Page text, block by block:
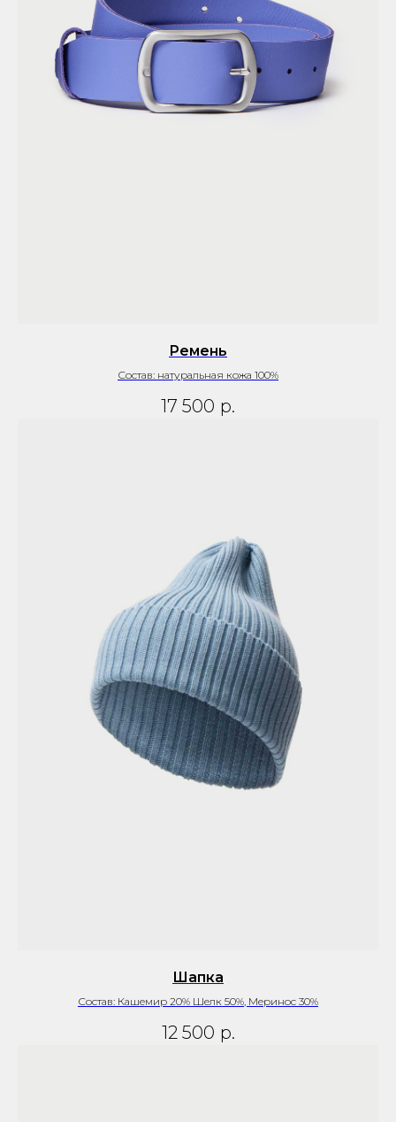
Ремень
Состав: натуральная кожа 100%
17 500 р.
Шапка
Состав: Кашемир 20% Шелк 50%, Меринос 30%
12 500 р.